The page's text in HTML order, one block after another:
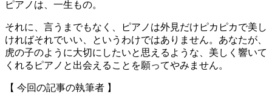
ピアノは、一生もの。
それに、言うまでもなく、ピアノは外見だけピカピカで美し
ければそれでいい、というわけではありません。あなたが、
虎の子のように大切にしたいと思えるような、美しく響いて
くれるピアノと出会えることを願ってやみません。
【 今回の記事の執筆者 】